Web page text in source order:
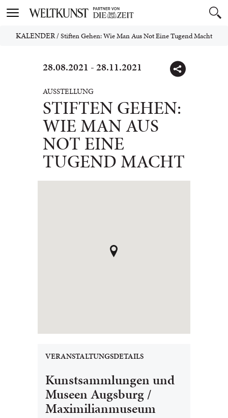
Toggle
KALENDER/Stiften Gehen: Wie Man Aus Not Eine Tugend Macht
28.08.2021 - 28.11.2021
AUSSTELLUNG
STIFTEN GEHEN:
WIE MAN AUS
NOT EINE
TUGEND MACHT
VERANSTALTUNGSDETAILS
Kunstsammlungen und
Museen Augsburg /
Maximilianmuseum